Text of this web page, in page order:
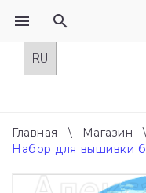
Главная \ Магазин \
Набор для вышивки